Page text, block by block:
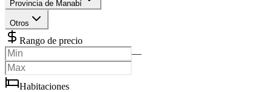
Provincia de Manabí
Otros
Rango de precio
—
Habitaciones